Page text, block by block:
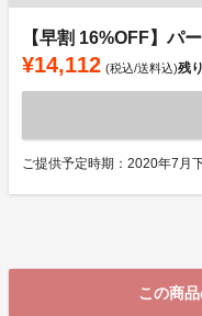
【早割 16%OFF】パ
¥14,112 (税込/送料込)残り
ご提供予定時期：2020年7月
この商